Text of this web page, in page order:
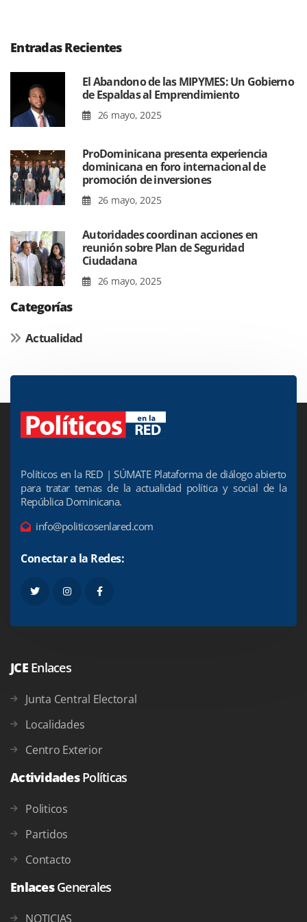
Entradas Recientes
El Abandono de las MIPYMES: Un Gobierno
de Espaldas al Emprendimiento
26 mayo, 2025
ProDominicana presenta experiencia
dominicana en foro internacional de
promoción de inversiones
26 mayo, 2025
Autoridades coordinan acciones en
reunión sobre Plan de Seguridad
Ciudadana
26 mayo, 2025
Categorías
Actualidad
Políticos en la RED | SÚMATE Plataforma de diálogo abierto
para tratar temas de la actualidad política y social de la
República Dominicana.
info@politicosenlared.com
Conectar a la Redes:
JCE Enlaces
Junta Central Electoral
Localidades
Centro Exterior
ActividadesPolíticas
Politicos
Partidos
Contacto
EnlacesGenerales
NOTICIAS